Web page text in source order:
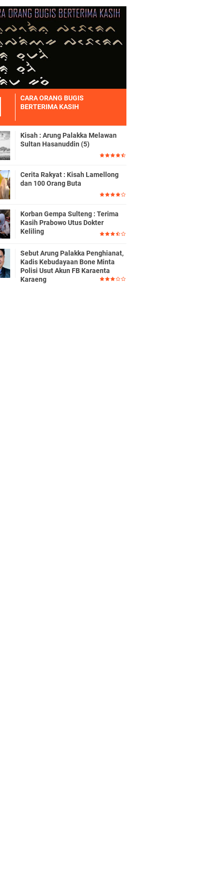
CARA ORANG BUGIS
BERTERIMA KASIH
Kisah : Arung Palakka Melawan
Sultan Hasanuddin (5)
Cerita Rakyat : Kisah Lamellong
dan 100 Orang Buta
Korban Gempa Sulteng : Terima
Kasih Prabowo Utus Dokter
Keliling
Sebut Arung Palakka Penghianat,
Kadis Kebudayaan Bone Minta
Polisi Usut Akun FB Karaenta
Karaeng